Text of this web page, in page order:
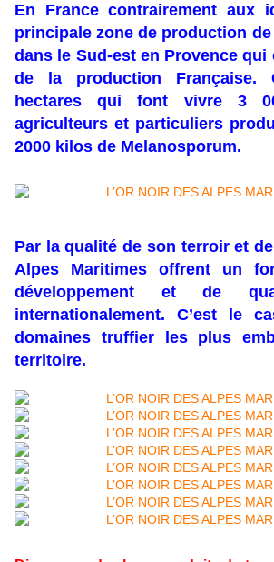
En France contrairement aux
principale zone de production
dans le Sud-est en Provence qui
de la production Française.
hectares qui font vivre 3
agriculteurs et particuliers
2000 kilos de Melanosporum.
Par la qualité de son terroir et
Alpes Maritimes offrent un
développement et de
internationalement. C’est le
domaines truffier les plus
territoire.